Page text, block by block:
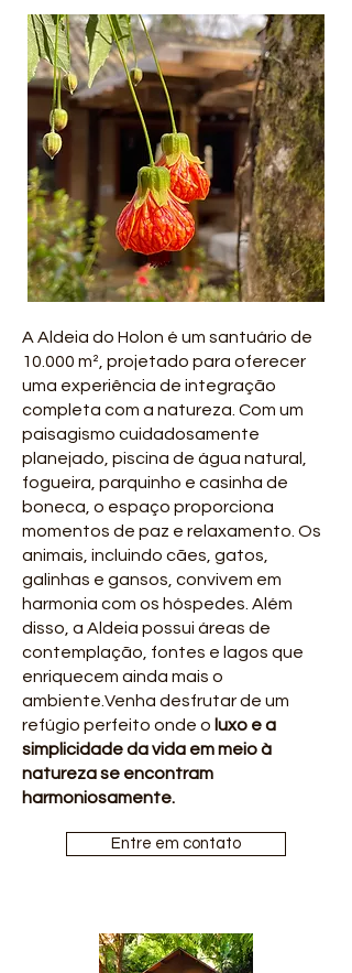
A Aldeia do Holon é um santuário de
10.000 m², projetado para oferecer
uma experiência de integração
completa com a natureza. Com um
paisagismo cuidadosamente
planejado, piscina de água natural,
fogueira, parquinho e casinha de
boneca, o espaço proporciona
momentos de paz e relaxamento. Os
animais, incluindo cães, gatos,
galinhas e gansos, convivem em
harmonia com os hóspedes. Além
disso, a Aldeia possui áreas de
contemplação, fontes e lagos que
enriquecem ainda mais o
ambiente.Venha desfrutar de um
refúgio perfeito onde o luxo e a
simplicidade da vida em meio à
natureza se encontram
harmoniosamente.
Entre em contato